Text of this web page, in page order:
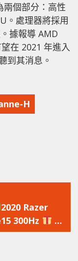
個部分：高性
。處理器將採用
據報導 AMD
在 2021 年進入
到其消息。
H
一
篇
文
2020 Razer
300Hz
購
高達 $1,268